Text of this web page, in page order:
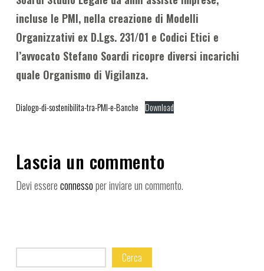
incluse le PMI, nella creazione di Modelli
Organizzativi ex D.Lgs. 231/01 e Codici Etici e
l’avvocato Stefano Soardi ricopre diversi incarichi
quale Organismo di Vigilanza.
Dialogo-di-sostenibilita-tra-PMI-e-Banche Download
Lascia un commento
Devi essereconnessoper inviare un commento.
Cerca